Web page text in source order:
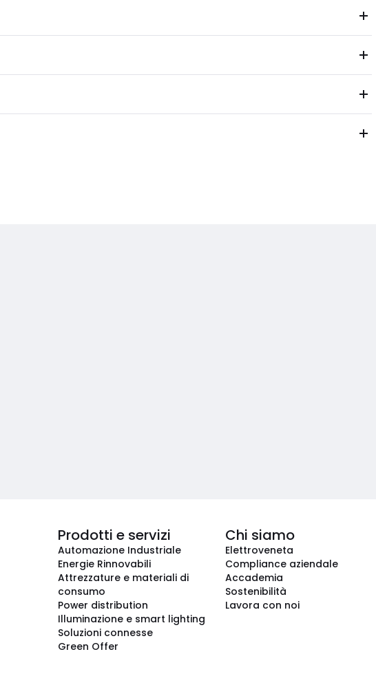
Prodotti e servizi
Automazione Industriale
Energie Rinnovabili
Attrezzature e materiali di
consumo
Power distribution
Illuminazione e smart lighting
Soluzioni connesse
Green Offer
Chi siamo
Elettroveneta
Compliance aziendale
Accademia
Sostenibilità
Lavora con noi